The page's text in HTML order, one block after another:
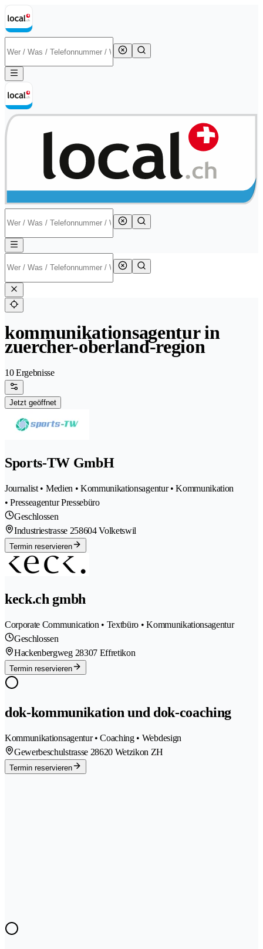
kommunikationsagentur in
zuercher-oberland-region
10 Ergebnisse
Jetzt geöffnet
Sports-TW GmbH
Journalist • Medien • Kommunikationsagentur • Kommunikation
• Presseagentur Pressebüro
Geschlossen
Industriestrasse 258604 Volketswil
Termin reservieren
keck.ch gmbh
Corporate Communication • Textbüro • Kommunikationsagentur
Geschlossen
Hackenbergweg 28307 Effretikon
Termin reservieren
dok-kommunikation und dok-coaching
Kommunikationsagentur • Coaching • Webdesign
Gewerbeschulstrasse 28620 Wetzikon ZH
Termin reservieren